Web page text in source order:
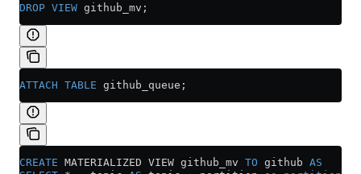
DROP VIEW github_mv;
ATTACH TABLE github_queue;
CREATE MATERIALIZED VIEW github_mv TO github AS